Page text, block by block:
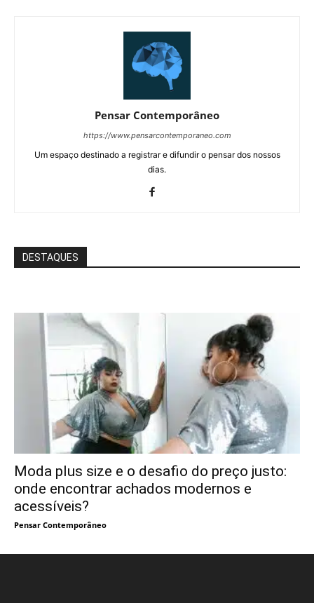
Pensar Contemporâneo
https://www.pensarcontemporaneo.com
Um espaço destinado a registrar e difundir o pensar dos nossos
dias.
DESTAQUES
Moda plus size e o desafio do preço justo:
onde encontrar achados modernos e
acessíveis?
Pensar Contemporâneo